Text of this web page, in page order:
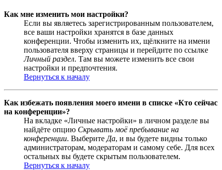
Как мне изменить мои настройки?
Если вы являетесь зарегистрированным пользователем,
все ваши настройки хранятся в базе данных
конференции. Чтобы изменить их, щёлкните на имени
пользователя вверху страницы и перейдите по ссылке
Личный раздел. Там вы можете изменить все свои
настройки и предпочтения.
Вернуться к началу
Как избежать появления моего имени в списке «Кто сейчас
на конференции»?
На вкладке «Личные настройки» в личном разделе вы
найдёте опцию Скрывать моё пребывание на
конференции. Выберите Да, и вы будете видны только
администраторам, модераторам и самому себе. Для всех
остальных вы будете скрытым пользователем.
Вернуться к началу